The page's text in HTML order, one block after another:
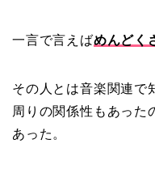
一言で言えばめんどく
その人とは音楽関連で
周りの関係性もあった
あった。